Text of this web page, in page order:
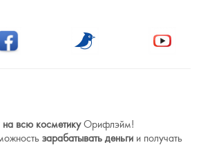
на всю косметикуОрифлэйм!
зарабатывать деньги и получать